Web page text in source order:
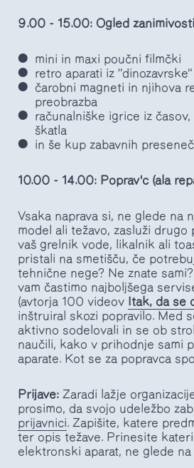
9.00 - 15.00: Ogled
mini in maxi poučni filmčki
retro aparati iz
čarobni magneti in njihova
preobrazba
računalniške igrice iz
škatla
in še kup zabavnih
10.00 - 14.00: Poprav'c (ala
Vsaka naprava si, ne glede na
model ali težavo, zasluži drugo
vaš grelnik vode, likalnik ali
pristali na smetišču, če
tehnične nege? Ne znate
vam častimo najboljšega
(avtorja 100 videov Itak, da se
inštruiral skozi popravilo. Med
aktivno sodelovali in se ob
naučili, kako v prihodnje sami
aparate. Kot se za popravca
Prijave: Zaradi lažje
prosimo, da svojo udeležbo
prijavnici. Zapišite, katere
ter opis težave. Prinesite
elektronski aparat, ne glede